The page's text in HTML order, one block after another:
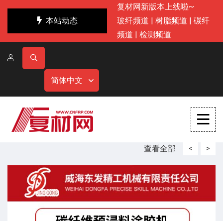
本站动态
复材网新版本上线啦~
玻纤频道 | 树脂频道 | 碳纤
频道 | 检测频道
简体中文
查看全部 < >